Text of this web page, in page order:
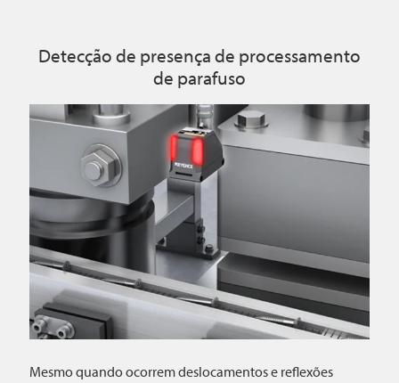
Detecção de presença de processamento
de parafuso
Mesmo quando ocorrem deslocamentos e reflexões